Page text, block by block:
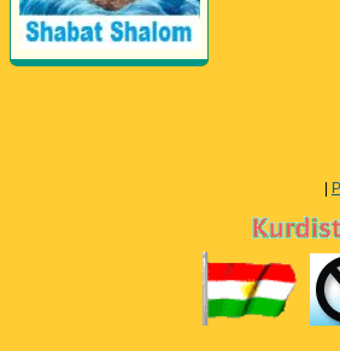
Perwerde ya Zimanê
Kurdî û Îngîlîzî